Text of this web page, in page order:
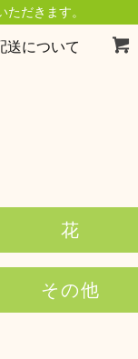
だきます。
送について
花
その他